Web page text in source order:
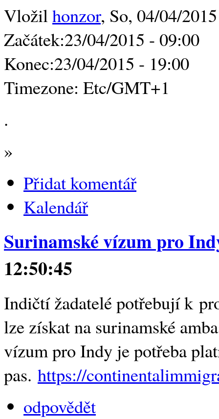
Vložilhonzor, So, 04/04/
Začátek:23/04/2015 - 09:00
Konec:23/04/2015 - 19:00
Timezone: Etc/GMT+1
.
»
Přidat komentář
Kalendář
Surinamské vízum pro
12:50:45
Indičtí žadatelé potřebují k
lze získat na surinamské
vízum pro Indy je potřeba
pas. https://
odpovědět